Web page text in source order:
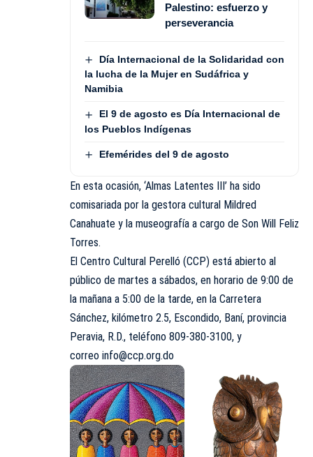
Palestino: esfuerzo y
perseverancia
Día Internacional de la Solidaridad con
la lucha de la Mujer en Sudáfrica y
Namibia
El 9 de agosto es Día Internacional de
los Pueblos Indígenas
Efemérides del 9 de agosto
En esta ocasión, ‘Almas Latentes III’ ha sido
comisariada por la gestora cultural Mildred
Canahuate y la museografía a cargo de Son Will Feliz
Torres.
El Centro Cultural Perelló (CCP) está abierto al
público de martes a sábados, en horario de 9:00 de
la mañana a 5:00 de la tarde, en la Carretera
Sánchez, kilómetro 2.5, Escondido, Baní, provincia
Peravia, R.D., teléfono 809-380-3100, y
correo info@ccp.org.do